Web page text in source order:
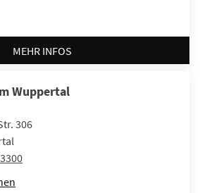
MEHR INFOS
Wuppertal
306